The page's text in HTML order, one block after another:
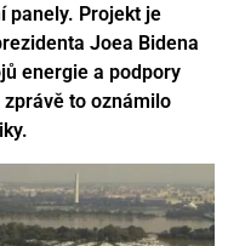
panely. Projekt je
Joea Bidena
energie a podpory
to oznámilo